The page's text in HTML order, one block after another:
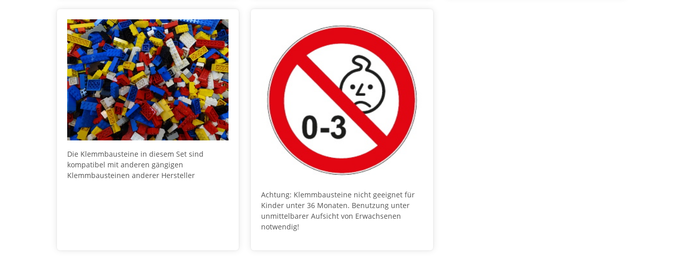
Die Klemmbausteine in diesem Set sind
kompatibel mit anderen gängigen
Klemmbausteinen anderer Hersteller
Achtung: Klemmbausteine nicht geeignet für
Kinder unter 36 Monaten. Benutzung unter
unmittelbarer Aufsicht von Erwachsenen
notwendig!